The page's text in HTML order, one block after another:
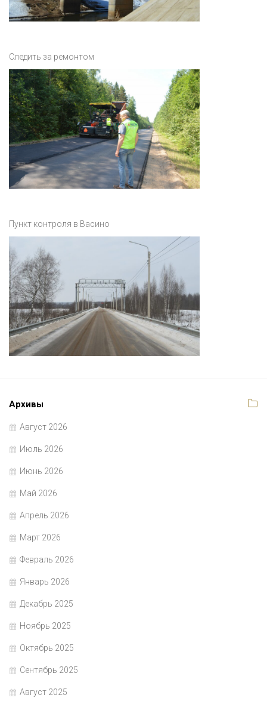
Следить за ремонтом
Пункт контроля в Васино
Архивы
Август 2026
Июль 2026
Июнь 2026
Май 2026
Апрель 2026
Март 2026
Февраль 2026
Январь 2026
Декабрь 2025
Ноябрь 2025
Октябрь 2025
Сентябрь 2025
Август 2025